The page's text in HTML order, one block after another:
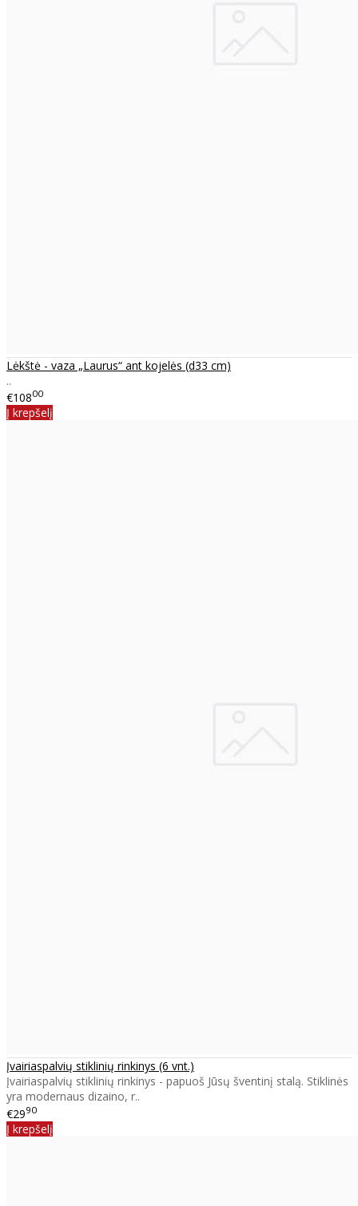
Lėkštė - vaza „Laurus“ ant kojelės (d33 cm)
..
€10800
Į krepšelį
Įvairiaspalvių stiklinių rinkinys (6 vnt.)
Įvairiaspalvių stiklinių rinkinys - papuoš Jūsų šventinį stalą. Stiklinės
yra modernaus dizaino, r..
€2990
Į krepšelį